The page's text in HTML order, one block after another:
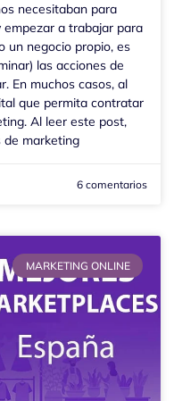
necesitaban para
a trabajar para
un negocio propio, es
las acciones de
En muchos casos, al
que permita contratar
Al leer este post,
de marketing
6 comentarios
MARKETING ONLINE